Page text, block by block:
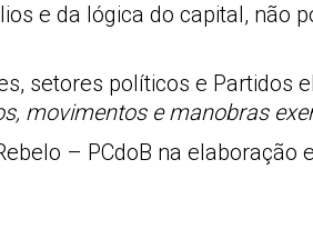
e da lógica do capital, não
setores políticos e Partidos
movimentos e manobras
– PCdoB na elaboração